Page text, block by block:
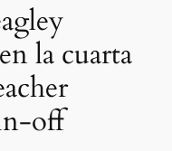
la cuarta
off